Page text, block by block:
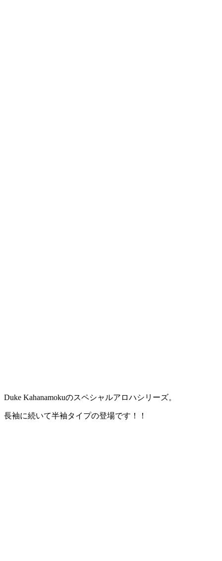
Duke Kahanamokuのスペシャルアロハシリーズ。
長袖に続いて半袖タイプの登場です！！